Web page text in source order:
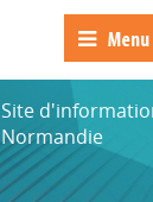
Menu
Site
Normandie